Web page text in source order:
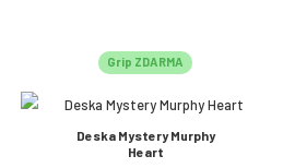
Grip ZDARMA
Deska Mystery Murphy
Heart